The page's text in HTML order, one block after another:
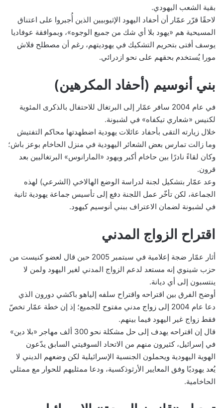
بقية الشعب اليهودي.
لاحقًا قرّر عمّار أن أحفاد اليهود الإثيوبيين الذين أُجبروا على اعتناق
المسيحية هم «يهود بلا أي شك من جميع الوجوه»، وبموافقة عوفاديا
يوسف أفتى بتحريم التشكيك في يهوديتهم، رغم أن مصطلح فلاش
مورا يُستخدم بحقهم على نحو ازدرائي.
بني أنوسيم (أحفاد المكرهين)
في عام 2004 سافر عمّار إلى البرتغال للاحتفال بالذكرى المئوية
لكنيس «شعاري تيكفاه» في لشبونة.
خلال زيارته التقى بأحفاد عائلات يهودية اضطهدتها محاكم التفتيش
وما زالت تمارس بعض الشعائر اليهودية في منزل الحاخام بوعز باش؛
وكان لقاءً نادرًا بين حاخام أكبر ويهود «المارانوس» البرتغاليين بعد
قرون.
وعد عمّار بتشكيل لجنة لدراسة الوضع الهالاخي (الشرعي) لهذه
الجماعة، لكن تأخّر عمل اللجنة دفع إلى تأسيس جماعة يهودية ثانية
في لشبونة لضمان الاعتراف ببني أنوسيم كيهود.
اقتراح الزواج المدني
أثار عمّار ضجة إعلامية في سبتمبر 2005 حين قال لعضو كنيست من
حزب شينوي إنه مستعد لدعم الزواج المدني لغير اليهود ولمن لا
ينتسبون إلى أي ديانة.
أوضح الفرق بين اقتراحه واقتراح سلفه إلياهو باكشي دورون الذي
دعا عام 2004 إلى زواج مدني مفتوح للجميع؛ إذ إن خطة عمّار تخصّ
فقط زواج غير اليهود فيما بينهم.
قال إن اقتراحه يهدف إلى حل مشكلة نحو 300 ألف مهاجر «بلا دين»
في إسرائيل، كثيرون منهم من الاتحاد السوفيتي السابق يدّعون
الهوية اليهودية ويحملون الجنسية الإسرائيلية لكن وضعهم الديني لا
يُعد يهوديًا وفق المعايير الأرثوذكسية، ودعا ممثليهم للحوار مع ممثلي
الحاخامية.